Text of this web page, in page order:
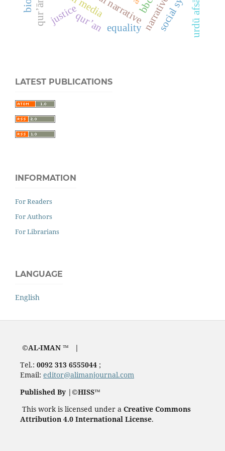
qur’ānic
equality
justice urdū afsāna
qur’an
LATEST PUBLICATIONS
INFORMATION
For Readers
For Authors
For Librarians
LANGUAGE
English
©AL-IMAN ™ |
Tel.: 0092 313 6555044;
Email: editor@alimanjournal.com
Published By |©HISS™
This work is licensed under a Creative Commons
Attribution 4.0 International License.